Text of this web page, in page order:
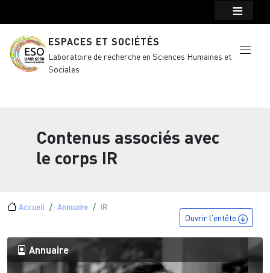
ESPACES ET SOCIÉTÉS
Laboratoire de recherche en Sciences Humaines et
Sociales
Contenus associés avec
le corps IR
Fil d'Ariane
Accueil Annuaire IR
Ouvrir l'entête
Annuaire